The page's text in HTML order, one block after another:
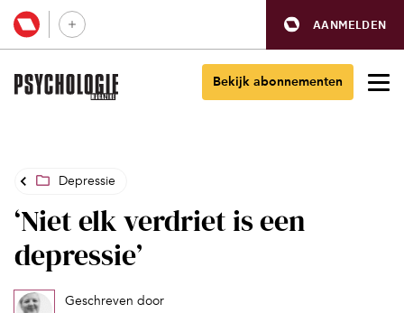
AANMELDEN
Bekijk abonnementen
Depressie
‘Niet elk verdriet is een
depressie’
Geschreven door